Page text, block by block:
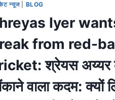
न्यूज| BLOG
Iyer
from red-
श्रेयस अय्यर
वाला कदम: क्यों